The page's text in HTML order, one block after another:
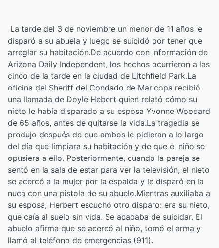
La tarde del 3 de noviembre un menor de 11 años le
disparó a su abuela y luego se suicidó por tener que
arreglar su habitación.De acuerdo con información de
Arizona Daily Independent, los hechos ocurrieron a las
cinco de la tarde en la ciudad de Litchfield Park.La
oficina del Sheriff del Condado de Maricopa recibió
una llamada de Doyle Hebert quien relató cómo su
nieto le había disparado a su esposa Yvonne Woodard
de 65 años, antes de quitarse la vida.La tragedia se
produjo después de que ambos le pidieran a lo largo
del día que limpiara su habitación y de que el niño se
opusiera a ello. Posteriormente, cuando la pareja se
sentó en la sala de estar para ver la televisión, el nieto
se acercó a la mujer por la espalda y le disparó en la
nuca con una pistola de su abuelo.Mientras auxiliaba a
su esposa, Herbert escuchó otro disparo: era su nieto,
que caía al suelo sin vida. Se acababa de suicidar. El
abuelo afirma que se acercó al niño, tomó el arma y
llamó al teléfono de emergencias (911).